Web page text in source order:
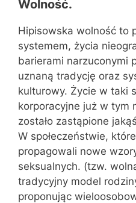
Wolność.
Hipisowska wolność to
systemem, życia
barierami narzuconymi
uznaną tradycję oraz
kulturowy. Życie w taki
korporacyjne już w tym
zostało zastąpione
W społeczeństwie,
propagowali nowe
seksualnych. (tzw.
tradycyjny model
proponując